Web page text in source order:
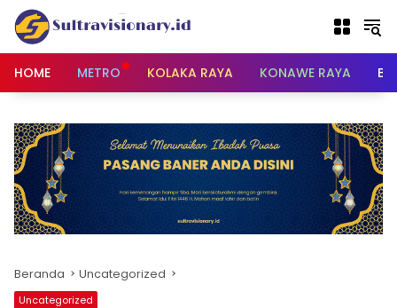
Langsung
konten
HOME
METRO KOLAKA RAYA KONAWE RAYA
Beranda Uncategorized
Uncategorized